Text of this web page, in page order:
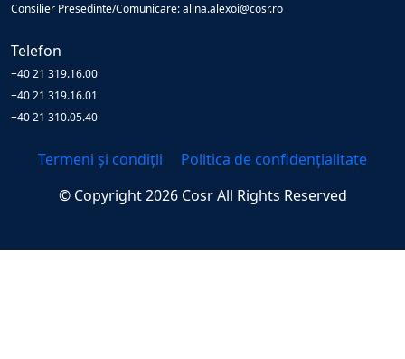
Consilier Presedinte/Comunicare: alina.alexoi@cosr.ro
Telefon
+40 21 319.16.00
+40 21 319.16.01
+40 21 310.05.40
Termeni și condiții
Politica de confidențialitate
© Copyright2026 CosrAll Rights Reserved